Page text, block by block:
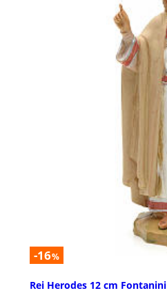
-16%
Rei Herodes 12 cm Fontanini